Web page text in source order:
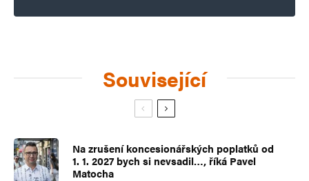
Související
Na zrušení koncesionářských poplatků od
1. 1. 2027 bych si nevsadil…, říká Pavel
Matocha